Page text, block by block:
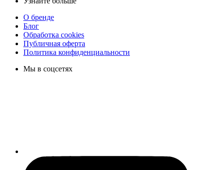
О бренде
Блог
Обработка cookies
Публичная оферта
Политика конфиденциальности
Мы в соцсетях